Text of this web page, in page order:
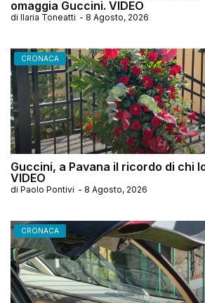
omaggia Guccini. VIDEO
di Ilaria Toneatti - 8 Agosto, 2026
CRONACA
Guccini, a Pavana il ricordo di chi
VIDEO
di Paolo Pontivi - 8 Agosto, 2026
CRONACA